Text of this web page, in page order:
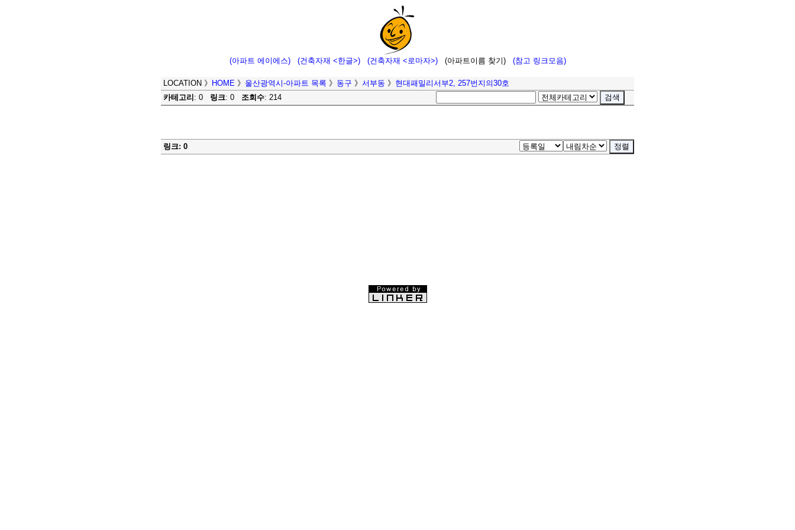
(아파트 에이에스) (건축자재 <한글>) (건축자재 <로마자>) (아파트이름 찾기) (참고 링크모음)
LOCATION 》 HOME 》 울산광역시-아파트 목록 》 동구 》 서부동 》 현대패밀리서부2, 257번지의30호
카테고리 : 0 링크: 0 조회수: 214
링크: 0